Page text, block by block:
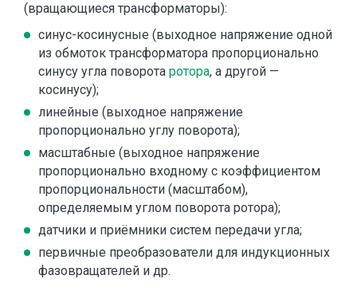
(вращающиеся трансформаторы):
синус-косинусные (выходное напряжение одной
из обмоток трансформатора пропорционально
синусу угла поворота ротора, а другой —
косинусу);
линейные (выходное напряжение
пропорционально углу поворота);
масштабные (выходное напряжение
пропорционально входному с коэффициентом
пропорциональности (масштабом),
определяемым углом поворота ротора);
датчики и приёмники систем передачи угла;
первичные преобразователи для индукционных
фазовращателей и др.